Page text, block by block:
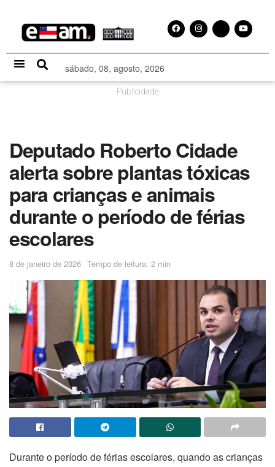
sábado, 08, agosto, 2026
Publicidade
Deputado Roberto Cidade
alerta sobre plantas tóxicas
para crianças e animais
durante o período de férias
escolares
8 de janeiro de 2026 Tempo de leitura: 2 min
Durante o período de férias escolares, quando as crianças